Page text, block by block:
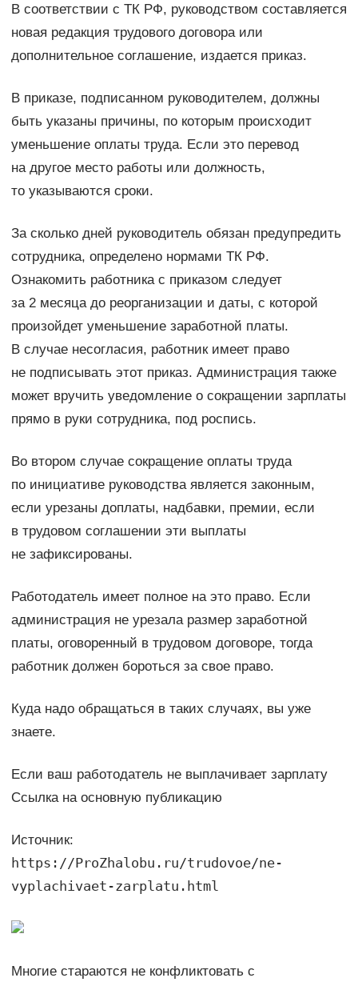
В соответствии с ТК РФ, руководством составляется
новая редакция трудового договора или
дополнительное соглашение, издается приказ.
В приказе, подписанном руководителем, должны
быть указаны причины, по которым происходит
уменьшение оплаты труда. Если это перевод
на другое место работы или должность,
то указываются сроки.
За сколько дней руководитель обязан предупредить
сотрудника, определено нормами ТК РФ.
Ознакомить работника с приказом следует
за 2 месяца до реорганизации и даты, с которой
произойдет уменьшение заработной платы.
В случае несогласия, работник имеет право
не подписывать этот приказ. Администрация также
может вручить уведомление о сокращении зарплаты
прямо в руки сотрудника, под роспись.
Во втором случае сокращение оплаты труда
по инициативе руководства является законным,
если урезаны доплаты, надбавки, премии, если
в трудовом соглашении эти выплаты
не зафиксированы.
Работодатель имеет полное на это право. Если
администрация не урезала размер заработной
платы, оговоренный в трудовом договоре, тогда
работник должен бороться за свое право.
Куда надо обращаться в таких случаях, вы уже
знаете.
Если ваш работодатель не выплачивает зарплату
Ссылка на основную публикацию
Источник:
https://ProZhalobu.ru/trudovoe/ne-
vyplachivaet-zarplatu.html
Многие стараются не конфликтовать с